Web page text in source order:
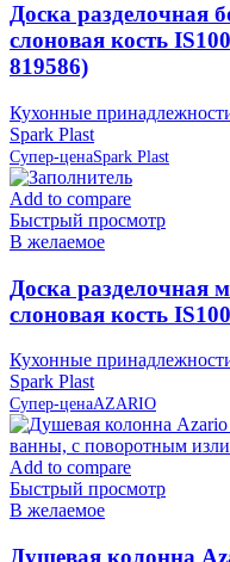
Доска разделочная
слоновая кость
819586)
Кухонные
Spark Plast
Супер-ценаSpark Plast
Add to compare
Быстрый просмотр
В желаемое
Доска разделочная
слоновая кость
Кухонные
Spark Plast
Супер-ценаAZARIO
Add to compare
Быстрый просмотр
В желаемое
Душевая колонна